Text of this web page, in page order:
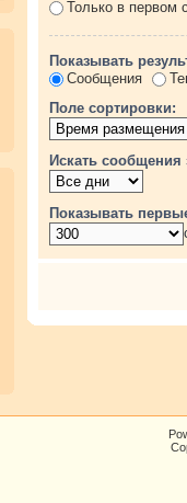
Только в первом
Показывать
Сообщения
Поле сортировки:
Искать сообщения
Показывать